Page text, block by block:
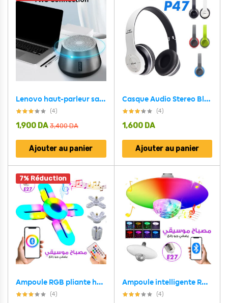
Lenovo haut-parleur sans fil K3 Pro Bluetooth 5.0
(4)
3,400DA
1,900 DA
Ajouter au panier
Casque Audio Stereo Bluetooth sans fil modèle P47 pliable
(4)
1,600 DA
Ajouter au panier
7% Réduction
Ampoule RGB pliante haut-parleur Bluetooth, télécommande E27,48W
(4)
Ampoule intelligente RGB avec haut-parleur Bluetooth 30W
(4)